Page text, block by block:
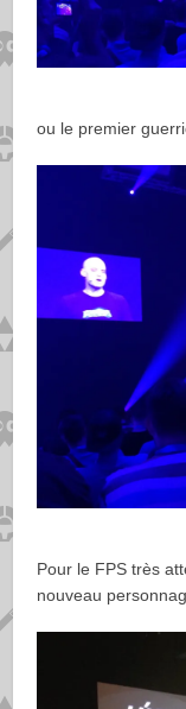
ou le premier
Pour le FPS très
nouveau